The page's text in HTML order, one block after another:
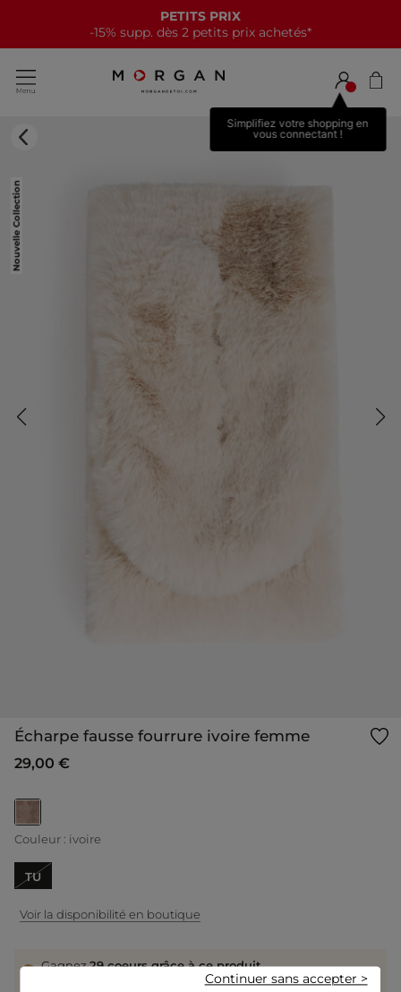
PETITS PRIX
-15% supp. dès 2 petits prix achetés*
Simplifiez votre shopping en
vous connectant !
Nouvelle Collection
Écharpe fausse fourrure ivoire femme
29,00 €
selected
Couleur : ivoire
TU
Voir la disponibilité en boutique
Gagnez29 coeurs grâce à ce produit
Connectez-vous ou inscrivez-vousContinuer sans accepter >